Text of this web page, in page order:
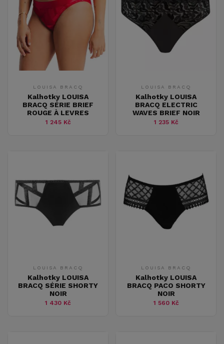
LOUISA BRACQ
Kalhotky LOUISA
BRACQ SÉRIE BRIEF
ROUGE À LEVRES
1 245 Kč
LOUISA BRACQ
Kalhotky LOUISA
BRACQ ELECTRIC
WAVES BRIEF NOIR
1 235 Kč
LOUISA BRACQ
Kalhotky LOUISA
BRACQ SÉRIE SHORTY
NOIR
1 430 Kč
LOUISA BRACQ
Kalhotky LOUISA
BRACQ PACO SHORTY
NOIR
1 560 Kč